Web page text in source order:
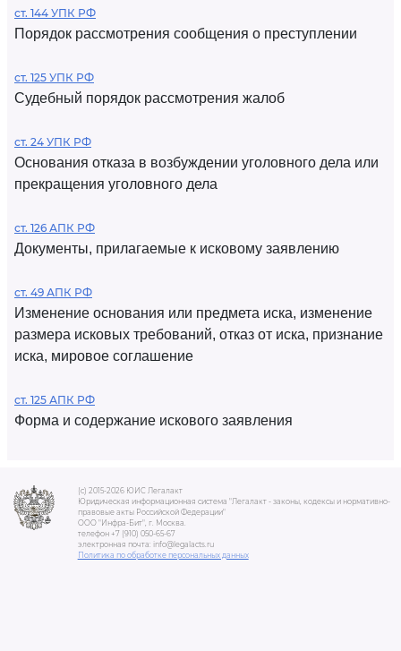
ст. 144 УПК РФ
Порядок рассмотрения сообщения о преступлении
ст. 125 УПК РФ
Судебный порядок рассмотрения жалоб
ст. 24 УПК РФ
Основания отказа в возбуждении уголовного дела или
прекращения уголовного дела
ст. 126 АПК РФ
Документы, прилагаемые к исковому заявлению
ст. 49 АПК РФ
Изменение основания или предмета иска, изменение
размера исковых требований, отказ от иска, признание
иска, мировое соглашение
ст. 125 АПК РФ
Форма и содержание искового заявления
(c) 2015-2026 ЮИС Легалакт
Юридическая информационная система "Легалакт - законы, кодексы и нормативно-
правовые акты Российской Федерации"
ООО "Инфра-Бит", г. Москва.
телефон +7 (910) 050-65-67
электронная почта: info@legalacts.ru
Политика по обработке персональных данных